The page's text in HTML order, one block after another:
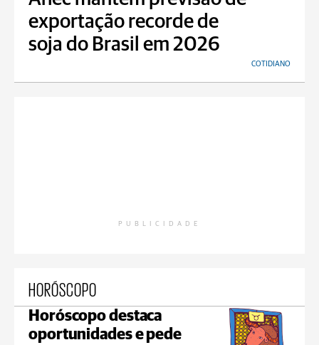
exportação recorde de
soja do Brasil em 2026
COTIDIANO
PUBLICIDADE
HORÓSCOPO
Horóscopo destaca
oportunidades e pede